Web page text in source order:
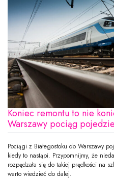
Koniec remontu to nie
Warszawy pociąg
Pociągi z Białegostoku do Warszawy
kiedy to nastąpi. Przypomnijmy, że
rozpędzała się do takiej prędkości na
warto wiedzieć do dalej.